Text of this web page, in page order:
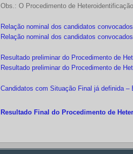
Obs.: O Procedimento de
Relação nominal dos candidatos
Relação nominal dos candidatos
Resultado preliminar do Procedimento de
Resultado preliminar do Procedimento de
Candidatos com Situação Final já definida –
Resultado Final do Procedimento de